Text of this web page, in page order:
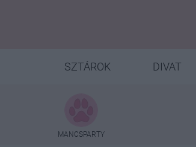
SZTÁROK DIVAT
MANCSPARTY